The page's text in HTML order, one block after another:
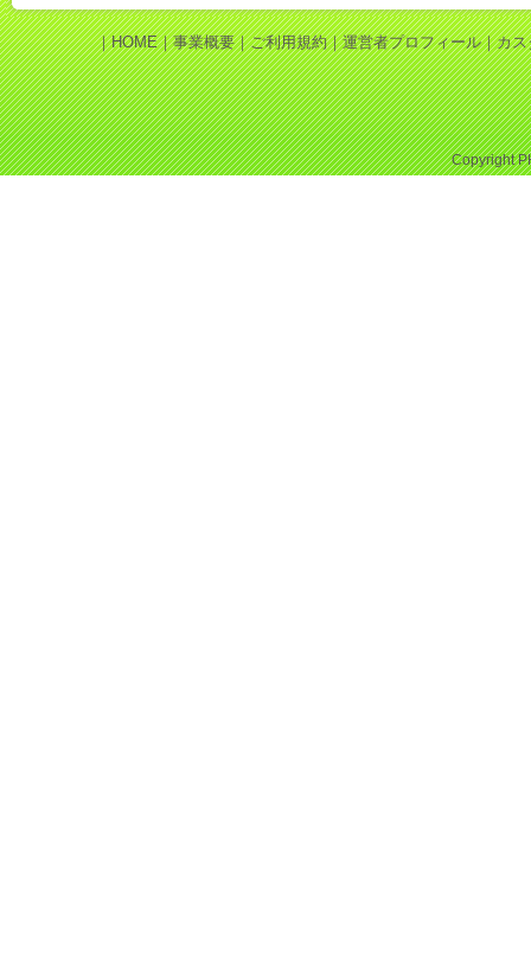
｜HOME｜事業概要｜ご利用規約｜運営者プロフィール｜カス
Copyright